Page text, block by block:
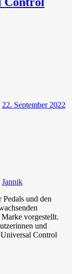
22. September 2022
Jannik
und den
vorgestellt.
und
Control